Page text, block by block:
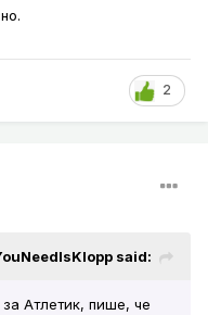
2
said:
Атлетик, пише, че